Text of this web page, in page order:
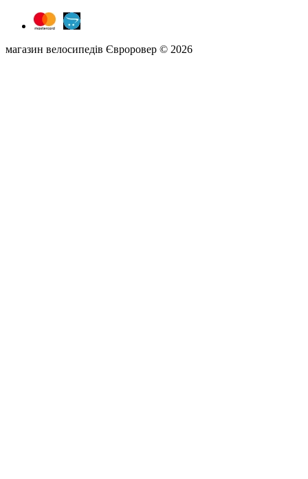
магазин велосипедів Євроровер © 2026